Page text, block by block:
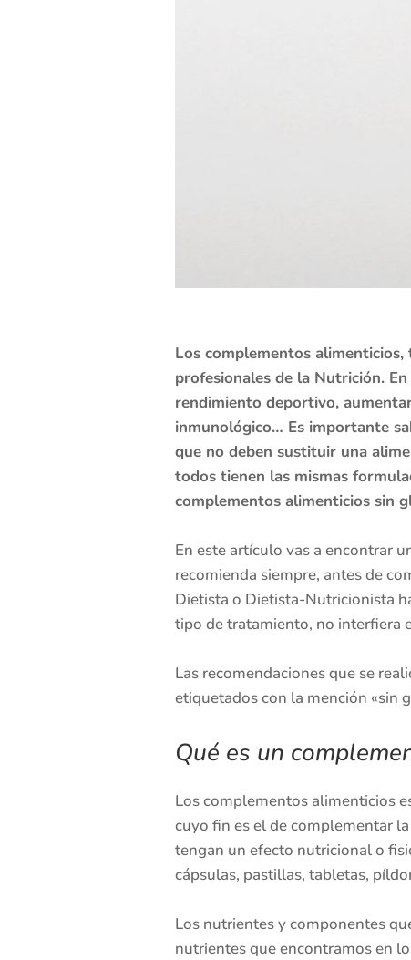
Los complementos
profesionales de la Nutrición.
rendimiento deportivo,
inmunológico… Es importante
que no deben sustituir una
todos tienen las mismas
complementos alimenticios sin
En este artículo vas a encontrar
recomienda siempre, antes de
Dietista o Dietista-Nutricionista
tipo de tratamiento, no interfiera
Las recomendaciones que se
etiquetados con la mención «sin
Qué es un
Los complementos alimenticios
cuyo fin es el de complementar
tengan un efecto nutricional o
cápsulas, pastillas, tabletas,
Los nutrientes y componentes
nutrientes que encontramos en